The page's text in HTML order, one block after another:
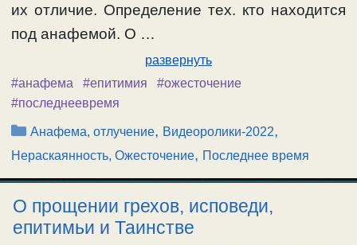
их отличие. Определение тех. кто находится
под анафемой. О …
развернуть
#анафема
#епитимия
#ожесточение
#последнеевремя
Рубрики
Анафема, отлучение, Видеоролики-2022,
Нераскаянность, Ожесточение, Последнее время
О прощении грехов, исповеди,
епитимьи и Таинстве